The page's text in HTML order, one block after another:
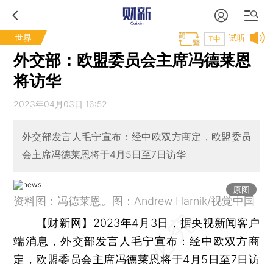
世界 试听
T中
外交部：欧盟委员会主席冯德莱恩
将访华
2023年04月03日 16:52
外交部发言人毛宁宣布：经中欧双方商定，欧盟委员
会主席冯德莱恩将于4月5日至7日访华
原图
资料图：冯德莱恩。图：Andrew Harnik/视觉中国
【财新网】 2023年4月3日，据央视新闻客户
端消息，外交部发言人毛宁宣布：经中欧双方商
定，欧盟委员会主席冯德莱恩将于4月5日至7日访